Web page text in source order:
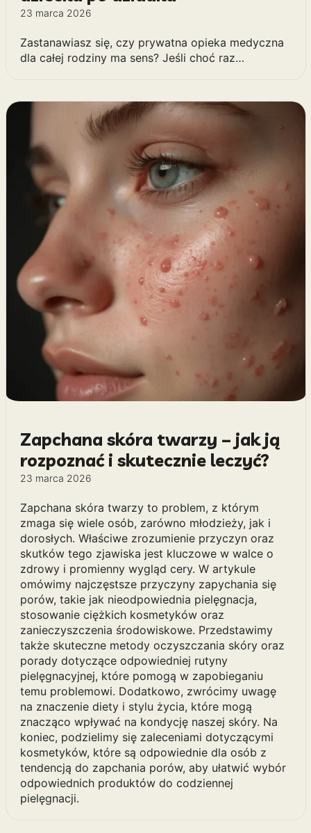
23 marca 2026
Zastanawiasz się, czy prywatna opieka medyczna
dla całej rodziny ma sens? Jeśli choć raz…
Zapchana skóra twarzy – jak ją
rozpoznać i skutecznie leczyć?
23 marca 2026
Zapchana skóra twarzy to problem, z którym
zmaga się wiele osób, zarówno młodzieży, jak i
dorosłych. Właściwe zrozumienie przyczyn oraz
skutków tego zjawiska jest kluczowe w walce o
zdrowy i promienny wygląd cery. W artykule
omówimy najczęstsze przyczyny zapychania się
porów, takie jak nieodpowiednia pielęgnacja,
stosowanie ciężkich kosmetyków oraz
zanieczyszczenia środowiskowe. Przedstawimy
także skuteczne metody oczyszczania skóry oraz
porady dotyczące odpowiedniej rutyny
pielęgnacyjnej, które pomogą w zapobieganiu
temu problemowi. Dodatkowo, zwrócimy uwagę
na znaczenie diety i stylu życia, które mogą
znacząco wpływać na kondycję naszej skóry. Na
koniec, podzielimy się zaleceniami dotyczącymi
kosmetyków, które są odpowiednie dla osób z
tendencją do zapchania porów, aby ułatwić wybór
odpowiednich produktów do codziennej
pielęgnacji.